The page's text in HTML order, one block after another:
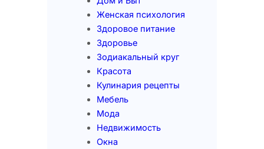
Женская психология
Здоровое питание
Здоровье
Зодиакальный круг
Красота
Кулинария рецепты
Мебель
Мода
Недвижимость
Окна